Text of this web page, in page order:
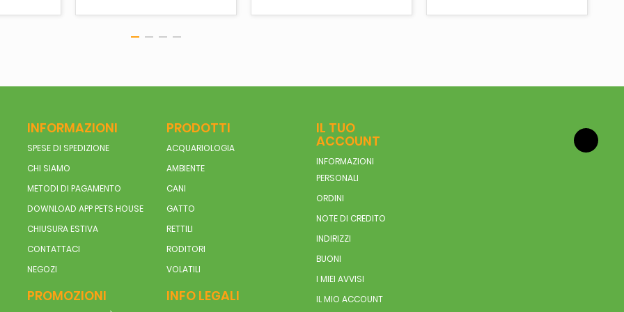
INFORMAZIONI
SPESE DI SPEDIZIONE
CHI SIAMO
METODI DI PAGAMENTO
DOWNLOAD APP PETS HOUSE
CHIUSURA ESTIVA
CONTATTACI
NEGOZI
PRODOTTI
ACQUARIOLOGIA
AMBIENTE
CANI
GATTO
RETTILI
RODITORI
VOLATILI
PROMOZIONI INFO LEGALI
IL TUO
ACCOUNT
INFORMAZIONI
PERSONALI
ORDINI
NOTE DI CREDITO
INDIRIZZI
BUONI
I MIEI AVVISI
IL MIO ACCOUNT